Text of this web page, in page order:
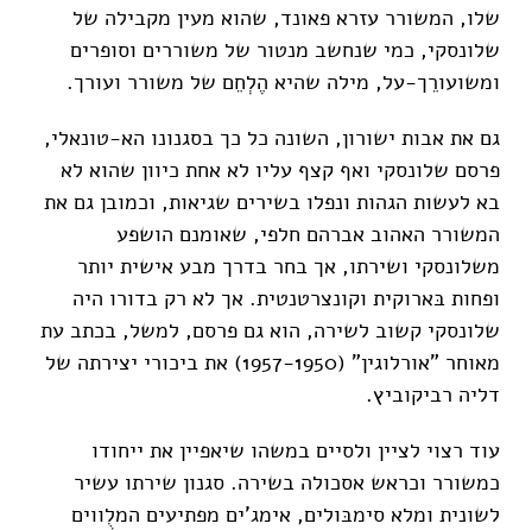
שלו, המשורר עזרא פאונד, שהוא מעין מקבילה של
שלונסקי, כמי שנחשב מנטור של משוררים וסופרים
ומשועורֵך-על, מילה שהיא הֶלְחֵם של משורר ועורך.
גם את אבות ישורון, השונה כל כך בסגנונו הא-טונאלי,
פרסם שלונסקי ואף קצף עליו לא אחת כיוון שהוא לא
בא לעשות הגהות ונפלו בשירים שגיאות, וכמובן גם את
המשורר האהוב אברהם חלפי, שאומנם הושפע
משלונסקי ושירתו, אך בחר בדרך מבע אישית יותר
ופחות בּארוקית וקונצרטנטית. אך לא רק בדורו היה
שלונסקי קשוב לשירה, הוא גם פרסם, למשל, בכתב עת
מאוחר "אורלוגין" (1957-1950) את ביכורי יצירתה של
דליה רביקוביץ.
עוד רצוי לציין ולסיים במשהו שיאפיין את ייחודו
כמשורר וכראש אסכולה בשירה. סגנון שירתו עשיר
לשונית ומלא סימבּולים, אימג'ים מפתיעים המלֻווים